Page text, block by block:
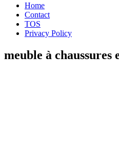
Home
Contact
TOS
Privacy Policy
meuble à chaussures